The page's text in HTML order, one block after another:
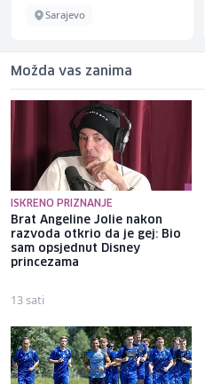
Sarajevo
Možda vas zanima
ISKRENO PRIZNANJE
Brat Angeline Jolie nakon
razvoda otkrio da je gej: Bio
sam opsjednut Disney
princezama
13 sati